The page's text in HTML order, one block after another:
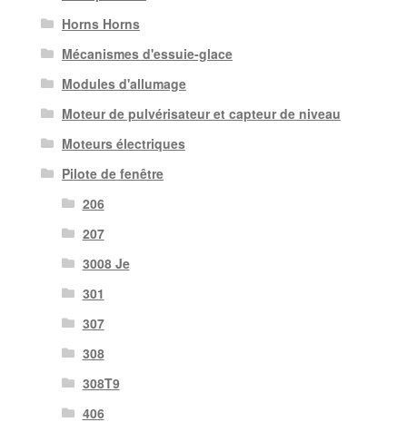
Horns Horns
Mécanismes d'essuie-glace
Modules d'allumage
Moteur de pulvérisateur et capteur de niveau
Moteurs électriques
Pilote de fenêtre
206
207
3008 Je
301
307
308
308T9
406